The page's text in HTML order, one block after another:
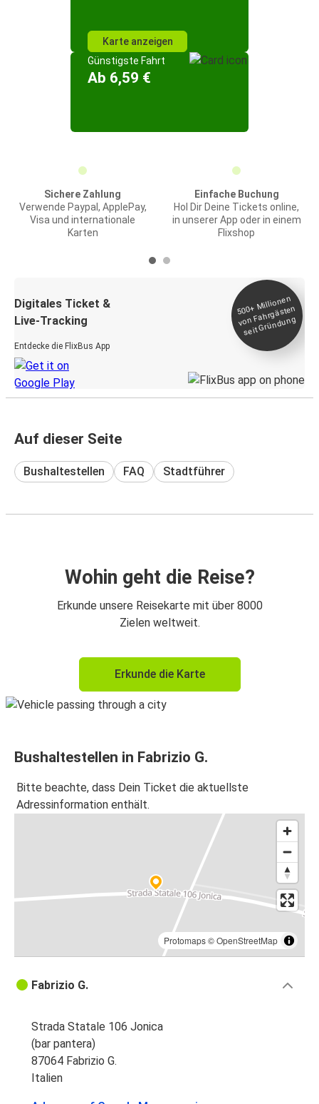
Karte anzeigen
Günstigste Fahrt
Ab 6,59 €
Sichere Zahlung
Verwende Paypal, ApplePay,
Visa und internationale
Karten
Einfache Buchung
Hol Dir Deine Tickets online,
in unserer App oder in einem
Flixshop
Digitales Ticket &
Live-Tracking
Entdecke die FlixBus App
500+
Millionen
von Fahrgästen
seit
Gründung
Auf dieser Seite
Bushaltestellen FAQ Stadtführer
Wohin geht die Reise?
Erkunde unsere Reisekarte mit über 8000
Zielen weltweit.
Erkunde die Karte
Bushaltestellen in Fabrizio G.
Bitte beachte, dass Dein Ticket die aktuellste
Adressinformation enthält.
Protomaps©OpenStreetMap
Fabrizio G.
Strada Statale 106 Jonica
(bar pantera)
87064 Fabrizio G.
Italien